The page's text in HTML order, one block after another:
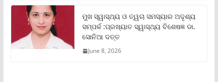
ମୁଖ ସ୍ୱାସ୍ଥ୍ୟ ଓ ତ୍ୱଚା ସମସ୍ୟାର ଅଦୃଶ୍ୟ
ସମ୍ପର୍କ :ପ୍ରଖ୍ୟାତ ସ୍ୱାସ୍ଥ୍ୟ ବିଶେଷଜ୍ଞ ଡା.
ସୋନିଆ ଦତ୍ତ
June 8, 2026